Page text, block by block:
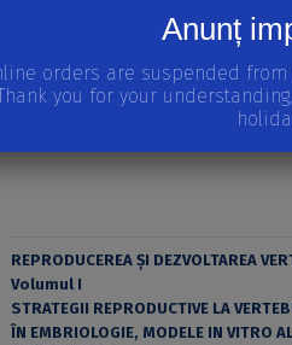
EROAREA ȘI FACTORUL UMAN ÎN
REPRODUCEREA ȘI DEZVOLTAREA
Volumul I
STRATEGII REPRODUCTIVE LA
ÎN EMBRIOLOGIE, MODELE IN VITRO
Anunț
orders are suspended from
you for your